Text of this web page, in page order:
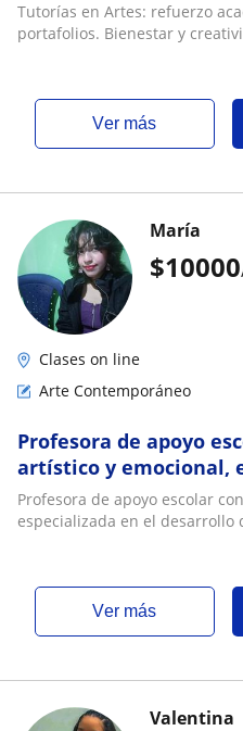
Tutorías en Artes: refuerzo
portafolios. Bienestar y
ver más
$10000
María
Clases on line
Arte Contemporáneo
Profesora de apoyo
artístico y emocional,
desarrollo de
Profesora de apoyo escolar
especializada en el desarrollo
ver más
Valentina